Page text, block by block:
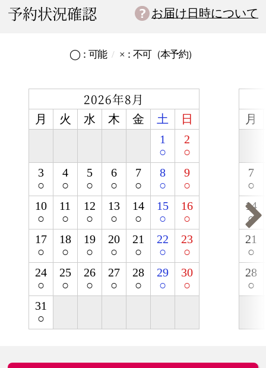
予約状況確認 お届け日時について
◯：可能 ×：不可（本予約）
2026年8月
月 火 水 木 金 土
日
1
○
2
○
3
○
4
○
5
○
6
○
7
○
8
○
9
○
10
○
11
○
12
○
13
○
14
○
15
○
16
○
17
○
18
○
19
○
20
○
21
○
22
○
23
○
24
○
25
○
26
○
27
○
28
○
29
○
30
○
31
○
月
7
○
14
○
21
○
28
○